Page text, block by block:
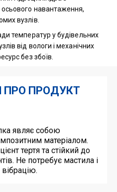
осьового навантаження,
вузлів.
температур у будівельних
від вологи і механічних
без збоїв.
ПРО ПРОДУКТ
являє собою
матеріалом.
тертя та стійкий до
Не потребує мастила і